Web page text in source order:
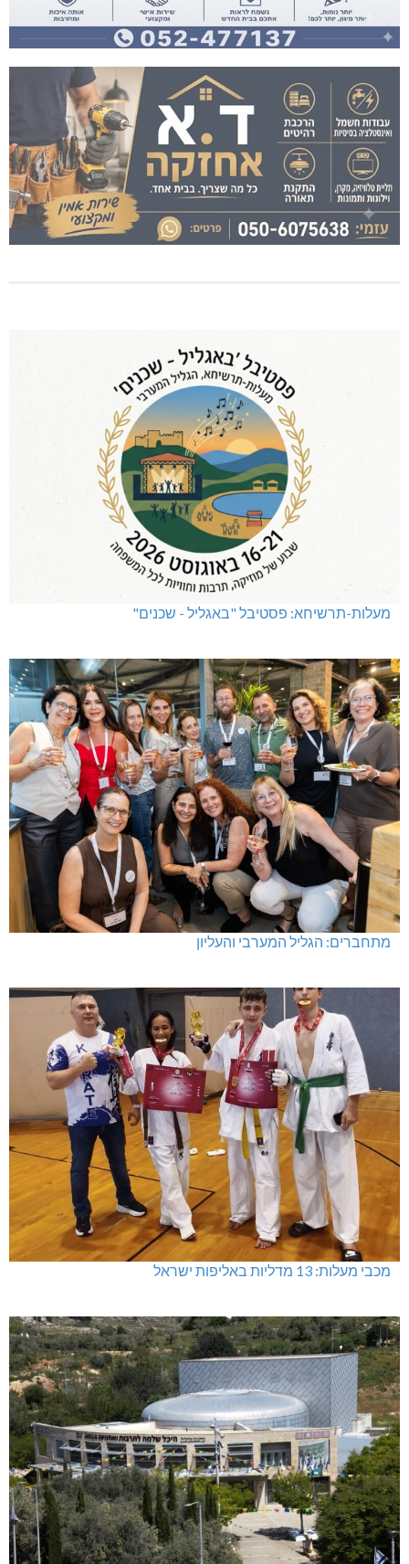
מעלות-תרשיחא: פסטיבל "באגליל - שכנים"
מתחברים: הגליל המערבי והעליון
מכבי מעלות: 13 מדליות באליפות ישראל